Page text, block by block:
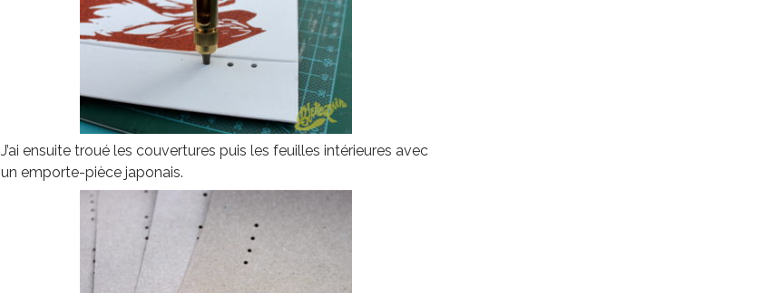
J’ai ensuite troué les couvertures puis les feuilles intérieures avec
un emporte-pièce japonais.